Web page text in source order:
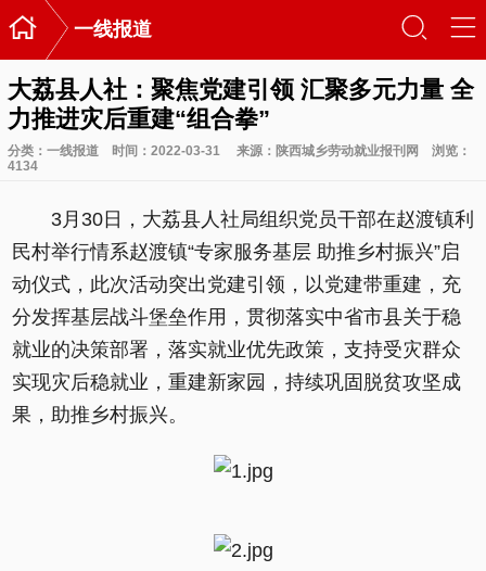
 一线报道 󰃙 󰆉
大荔县人社：聚焦党建引领 汇聚多元力量 全
力推进灾后重建“组合拳”
分类： 一线报道 时间：2022-03-31 来源：陕西城乡劳动就业报刊网
浏览：
4134
3月30日，大荔县人社局组织党员干部在赵渡镇利
民村举行情系赵渡镇“专家服务基层 助推乡村振兴”启
动仪式，此次活动突出党建引领，以党建带重建，充
分发挥基层战斗堡垒作用，贯彻落实中省市县关于稳
就业的决策部署，落实就业优先政策，支持受灾群众
实现灾后稳就业，重建新家园，持续巩固脱贫攻坚成
果，助推乡村振兴。